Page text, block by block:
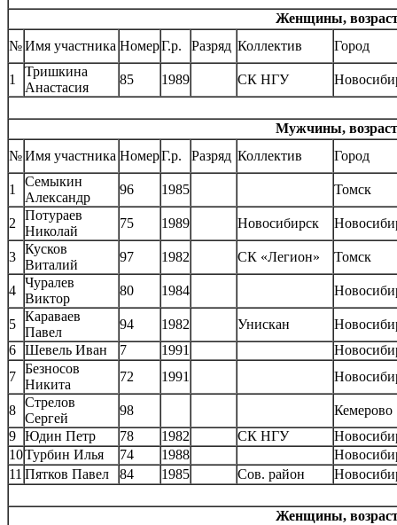
Женщины,
№Имя участника НомерГ.р. Разряд Коллектив Город
1
Тришкина
Анастасия
85 1989 СК НГУ
Мужчины,
№Имя участника НомерГ.р. Разряд Коллектив Город
1
Семыкин
Александр
96 1985 Томск
2
Потураев
Николай
75 1989 Новосибирск
3
Кусков
Виталий
97 1982 СК «Легион» Томск
4
Чуралев
Виктор
80 1984
5
Караваев
Павел
94 1982 Унискан
6 Шевель Иван 7 1991
7
Безносов
Никита
72 1991
8
Стрелов
Сергей
98
Кемерово
9 Юдин Петр 78 1982 СК НГУ
10Турбин Илья 74 1988
11 Пятков Павел 84 1985 Сов. район
Женщины,